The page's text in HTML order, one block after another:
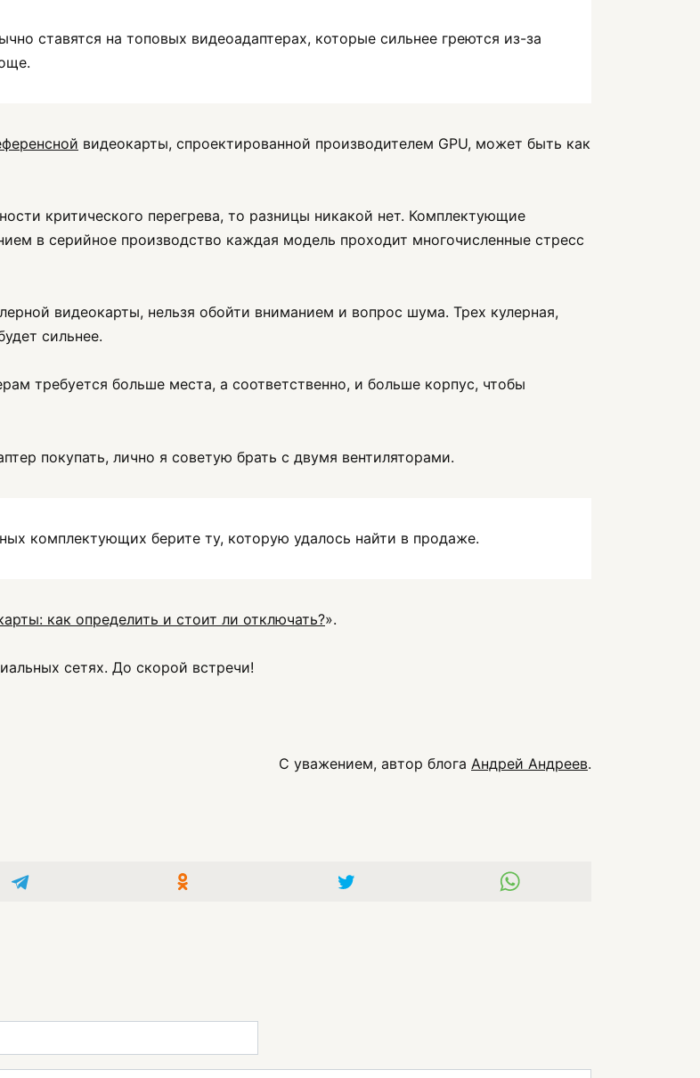
ставятся на топовых видеоадаптерах, которые сильнее греются из-за
видеокарты, спроектированной производителем GPU, может быть как
критического перегрева, то разницы никакой нет. Комплектующие
в серийное производство каждая модель проходит многочисленные стресс
видеокарты, нельзя обойти вниманием и вопрос шума. Трех кулерная,
сильнее.
требуется больше места, а соответственно, и больше корпус, чтобы
покупать, лично я советую брать с двумя вентиляторами.
комплектующих берите ту, которую удалось найти в продаже.
как определить и стоит ли отключать?».
сетях. До скорой встречи!
С уважением, автор блога Андрей Андреев.